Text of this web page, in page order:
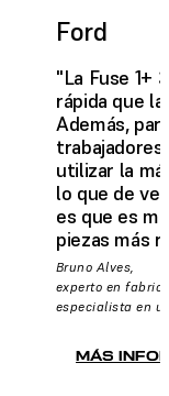
Ford
"La Fuse 1+
rápida que
Además,
utilizar la
lo que de
es que es
piezas más
Bruno Alves,
experto en
especialista en
MÁS